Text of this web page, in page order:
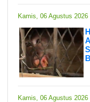
Kamis, 06 Agustus 2026
Kamis, 06 Agustus 2026